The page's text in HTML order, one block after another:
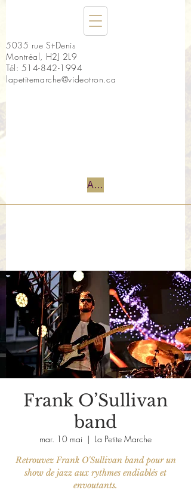
5035 rue St-Denis
Montréal, H2J 2L9
Tél: 514-842-1994
lapetitemarche@videotron.ca
Accueil
Frank O’Sullivan
band
mar. 10 mai
  |
La Petite Marche
Retrouvez Frank O'Sullivan band pour un
show de jazz aux rythmes endiablés et
envoutants.